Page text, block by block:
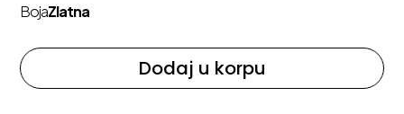
BojaZlatna
Dodaj u korpu